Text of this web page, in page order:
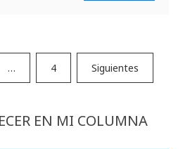
… 4 Siguientes
EN MI COLUMNA